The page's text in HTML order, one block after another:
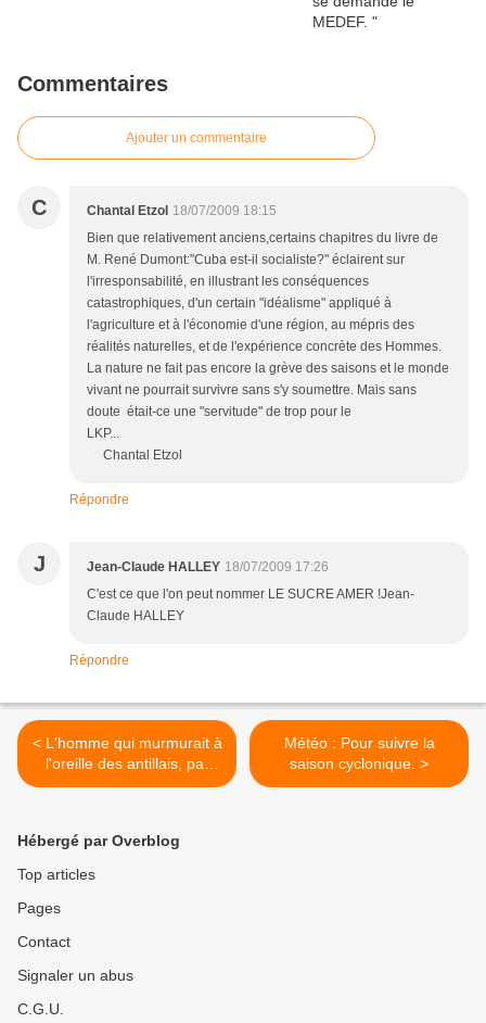
Commentaires
Ajouter un commentaire
C Chantal Etzol 18/07/2009 18:15
Bien que relativement anciens,certains chapitres du livre de
M. René Dumont:"Cuba est-il socialiste?" éclairent sur
l'irresponsabilité, en illustrant les conséquences
catastrophiques, d'un certain "idéalisme" appliqué à
l'agriculture et à l'économie d'une région, au mépris des
réalités naturelles, et de l'expérience concrète des Hommes.
La nature ne fait pas encore la grève des saisons et le monde
vivant ne pourrait survivre sans s'y soumettre. Mais sans
doute était-ce une "servitude" de trop pour le
LKP...
Chantal Etzol
Répondre
J Jean-Claude HALLEY 18/07/2009 17:26
C'est ce que l'on peut nommer LE SUCRE AMER !Jean-
Claude HALLEY
Répondre
< L'homme qui murmurait à
l'oreille des antillais, par
Usbek.
Météo : Pour suivre la
saison cyclonique. >
Hébergé par Overblog
Top articles
Pages
Contact
Signaler un abus
C.G.U.